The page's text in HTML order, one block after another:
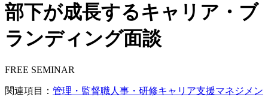
部下が成長するキャリア・ブ
ランディング面談
FREE SEMINAR
関連項目： 管理・監督職人事・研修キャリア支援マネジメン